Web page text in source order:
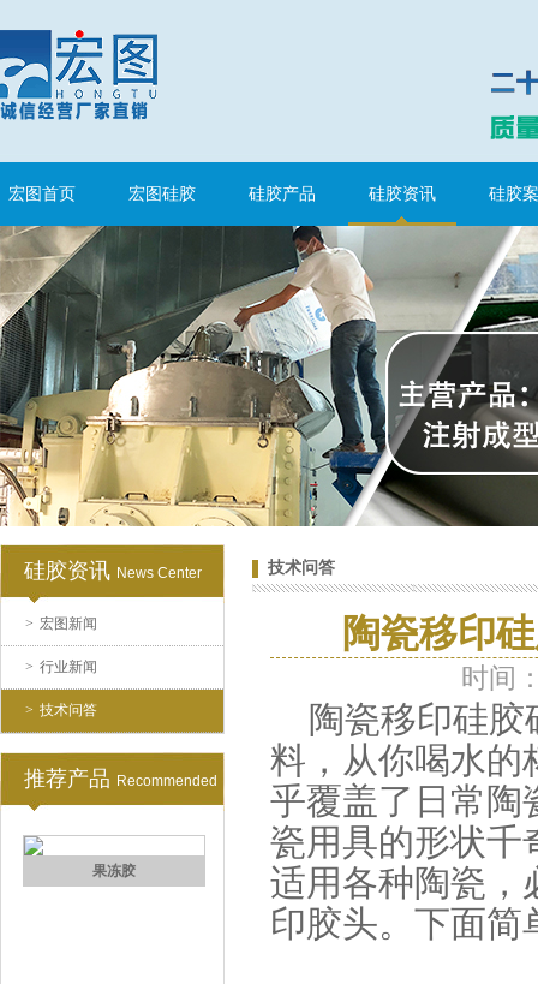
宏图首页 宏图硅胶 硅胶产品 硅胶资讯 硅胶
硅胶资讯 News Center
> 宏图新闻
> 行业新闻
> 技术问答
推荐产品 Recommended
半透明模具硅胶
注射硅胶
手板硅胶
高效过滤器液槽胶
技术问答
陶瓷移印
时间
陶瓷移印硅胶
料，从你喝水的
乎覆盖了日常陶
瓷用具的形状千
适用各种陶瓷，
印胶头。下面简